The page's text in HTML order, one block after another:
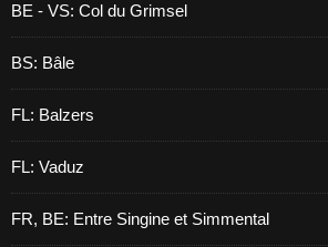
BE - VS: Col du Grimsel
BS: Bâle
FL: Balzers
FL: Vaduz
FR, BE: Entre Singine et Simmental